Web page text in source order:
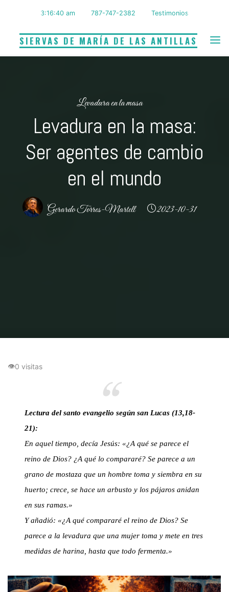
contenidoSIERVAS DE MARÍA DE LAS ANTILLAS
3:16:41 am 787-747-2382 Testimonios
Levadura en la masa
Levadura en la masa:
Ser agentes de cambio
en el mundo
Gerardo Torres-Martell 2023-10-31
👁0 visitas
Lectura del santo evangelio según san Lucas (13,18-
21):
En aquel tiempo, decía Jesús: «¿A qué se parece el
reino de Dios? ¿A qué lo compararé? Se parece a un
grano de mostaza que un hombre toma y siembra en su
huerto; crece, se hace un arbusto y los pájaros anidan
en sus ramas.»
Y añadió: «¿A qué compararé el reino de Dios? Se
parece a la levadura que una mujer toma y mete en tres
medidas de harina, hasta que todo fermenta.»